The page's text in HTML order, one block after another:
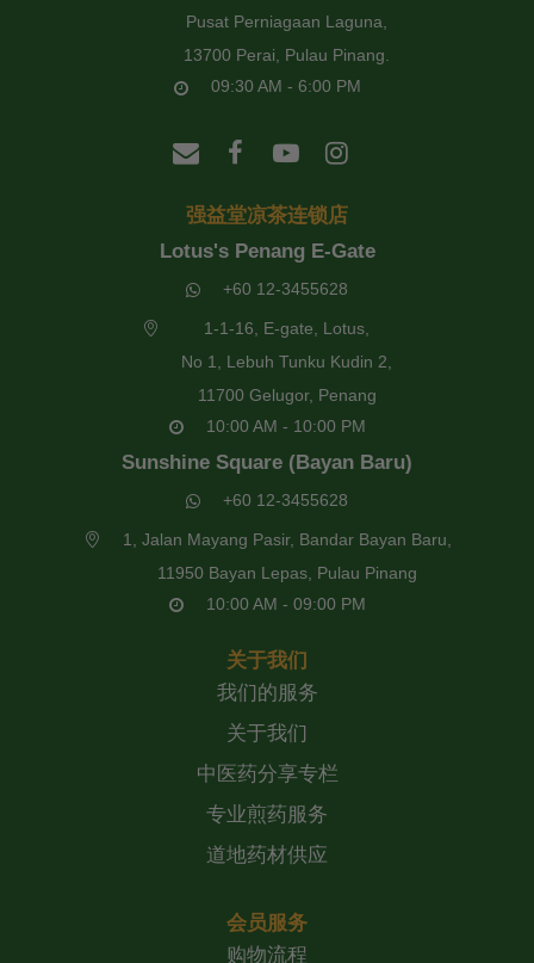
Pusat Perniagaan Laguna,
13700 Perai, Pulau Pinang.
09:30 AM - 6:00 PM
强益堂凉茶连锁店
Lotus's Penang E-Gate
+60 12-3455628
1-1-16, E-gate, Lotus,
No 1, Lebuh Tunku Kudin 2,
11700 Gelugor, Penang
10:00 AM - 10:00 PM
Sunshine Square (Bayan Baru)
+60 12-3455628
1, Jalan Mayang Pasir, Bandar Bayan Baru,
11950 Bayan Lepas, Pulau Pinang
10:00 AM - 09:00 PM
关于我们
我们的服务
关于我们
中医药分享专栏
专业煎药服务
道地药材供应
会员服务
购物流程